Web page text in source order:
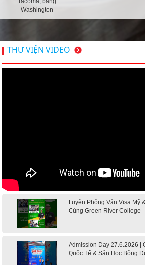
Tacoma, bang
Washington
THƯ VIỆN VIDEO
Luyện Phỏng Vấn Visa Mỹ
Cùng Green River College -
Admission Day 27.6.2026 |
Quốc Tế & Săn Học Bổng